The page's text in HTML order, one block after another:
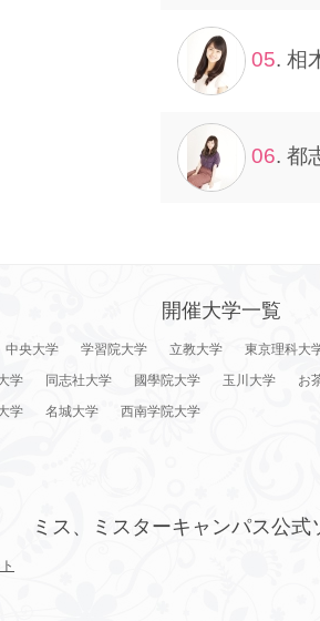
05. 相
06. 都
開催大学一覧
中央大学 学習院大学 立教大学 東京理科大
学 同志社大学 國學院大学 玉川大学 お
学 名城大学 西南学院大学
ミス、ミスターキャンパス公式